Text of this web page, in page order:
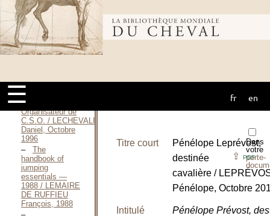
Bibliothèque
mondiale du
cheval
☰ fr en
J’adore
l’équitation en
compétition / KOTTENHOFF
[Marianne?],
Avril 1993
Mémento du
Daniel, 1996
Chef de Piste et
Organisateur de
C.S.O. / LECHEVALIER
Daniel, Octobre
1996
The
handbook of
jumping
essentials —
1988 / LEMAIRE
DE RUFFIEU
François, 1988
Dans
votre
porte-
⇪ PDF
Titre court
Pénélope Leprévost,
destinée
cavalière /
Pénélope, Octobre
Intitulé
Pénélope Prévost,